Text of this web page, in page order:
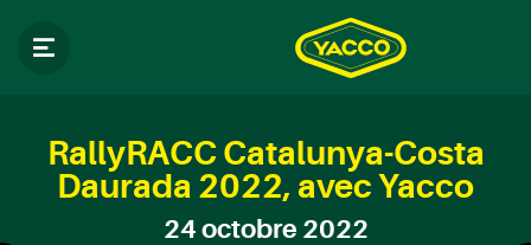
RallyRACC Catalunya-Costa
Daurada 2022, avec Yacco
24 octobre 2022